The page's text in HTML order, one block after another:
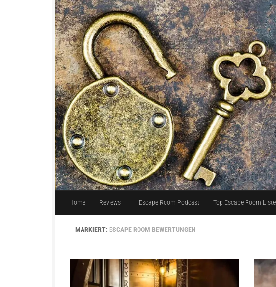
Unter dem Inhalt
Home Reviews Escape Room Podcast Top Escape Room Liste
MARKIERT: ESCAPE ROOM BEWERTUNGEN